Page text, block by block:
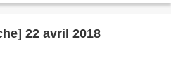
22 avril 2018